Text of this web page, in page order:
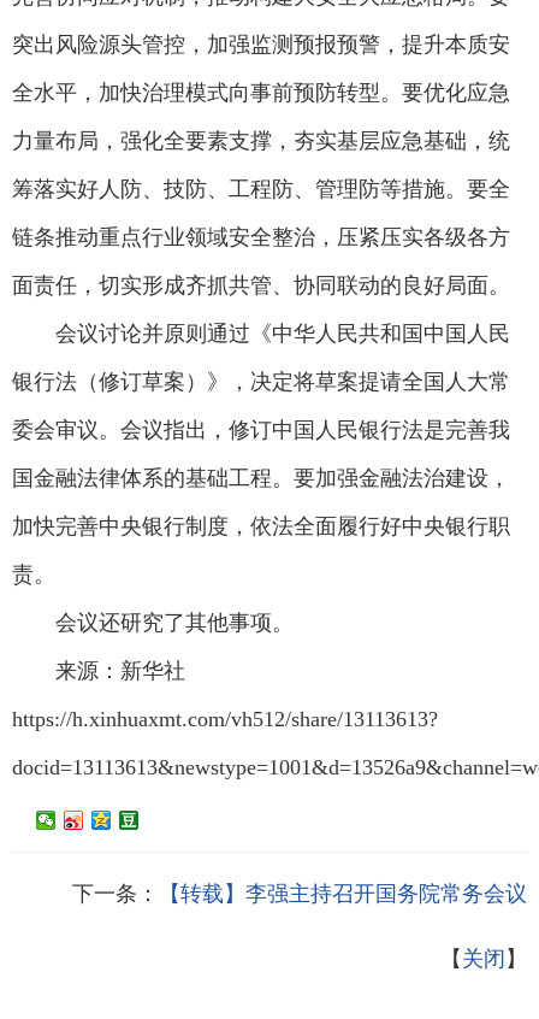
突出风险源头管控，加强监测预报预警，提升本质安
全水平，加快治理模式向事前预防转型。要优化应急
力量布局，强化全要素支撑，夯实基层应急基础，统
筹落实好人防、技防、工程防、管理防等措施。要全
链条推动重点行业领域安全整治，压紧压实各级各方
面责任，切实形成齐抓共管、协同联动的良好局面。
会议讨论并原则通过《中华人民共和国中国人民
银行法（修订草案）》，决定将草案提请全国人大常
委会审议。会议指出，修订中国人民银行法是完善我
国金融法律体系的基础工程。要加强金融法治建设，
加快完善中央银行制度，依法全面履行好中央银行职
责。
会议还研究了其他事项。
来源：新华社
https://h.xinhuaxmt.com/vh512/share/13113613?
下一条： 【转载】李强主持召开国务院常务会议
【 关闭 】